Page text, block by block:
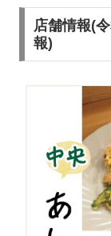
店舗情報(
報)